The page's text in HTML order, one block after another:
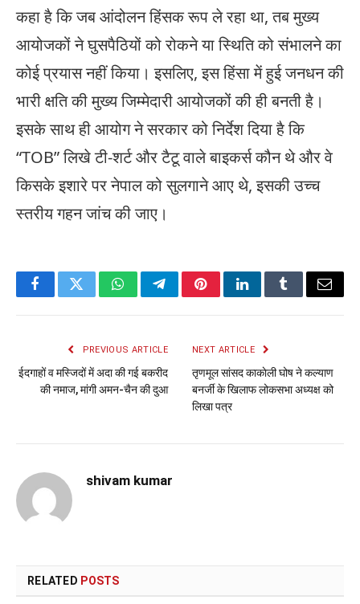
कहा है कि जब आंदोलन हिंसक रूप ले रहा था, तब मुख्य
आयोजकों ने घुसपैठियों को रोकने या स्थिति को संभालने का
कोई प्रयास नहीं किया। इसलिए, इस हिंसा में हुई जनधन की
भारी क्षति की मुख्य जिम्मेदारी आयोजकों की ही बनती है।
इसके साथ ही आयोग ने सरकार को निर्देश दिया है कि
“TOB” लिखे टी-शर्ट और टैटू वाले बाइकर्स कौन थे और वे
किसके इशारे पर नेपाल को सुलगाने आए थे, इसकी उच्च
स्तरीय गहन जांच की जाए।
FacebookTwitterWhatsAppTelegramPinterestLinkedInTumblrEmail
PREVIOUS ARTICLE
ईदगाहों व मस्जिदों में अदा की गई बकरीद
की नमाज, मांगी अमन-चैन की दुआ
NEXT ARTICLE
तृणमूल सांसद काकाेली घोष ने कल्याण
बनर्जी के खिलाफ लोकसभा अध्यक्ष को
लिखा पत्र
shivam kumar
RELATED POSTS